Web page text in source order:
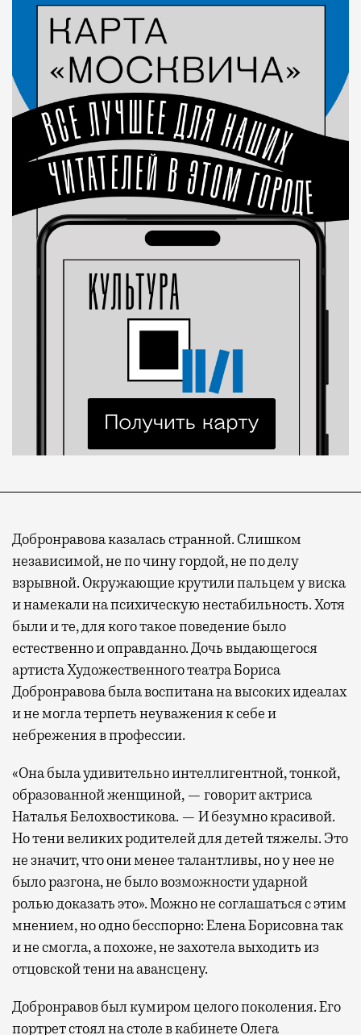
Современный путешественник часто берет
с собой не только чемодан, но и ноутбук.
А ожидание рейса все чаще превращается
не в потерянное время, а в возможность
спокойно закончить дела или спланировать
активности в путешествии, например
забронировать нужные билеты и рестораны.
Бизнес-зал становится местом, где можно
провести переговоры, поработать или просто
выпить кофе, наблюдая сквозь панорамные
окна за тем, как взлетают и садятся
самолеты. В Москве нет недостатка
в лаунжах. В аэропортах их обычно
несколько — в разных зонах воздушных
гаваней. На некоторых вокзалах — тоже.
Лаунжи доступны на Ленинградском,
Павелецком, Казанском, Ярославском
и Курском вокзалах.
Попасть в бизнес-залы
могут держатели карт Mir Supreme. Причем
не только в столице. Всего доступно более
1000 бизнес-залов по всему миру.
Добронравова казалась странной. Слишком
независимой, не по чину гордой, не по делу
взрывной. Окружающие крутили пальцем у виска
и намекали на психическую нестабильность. Хотя
были и те, для кого такое поведение было
естественно и оправданно. Дочь выдающегося
артиста Художественного театра Бориса
Добронравова была воспитана на высоких идеалах
и не могла терпеть неуважения к себе и
небрежения в профессии.
«Она была удивительно интеллигентной, тонкой,
образованной женщиной, — говорит актриса
Наталья Белохвостикова. — И безумно красивой.
Но тени великих родителей для детей тяжелы. Это
не значит, что они менее талантливы, но у нее не
было разгона, не было возможности ударной
ролью доказать это». Можно не соглашаться с этим
мнением, но одно бесспорно: Елена Борисовна так
и не смогла, а похоже, не захотела выходить из
отцовской тени на авансцену.
Добронравов был кумиром целого поколения. Его
портрет стоял на столе в кабинете Олега